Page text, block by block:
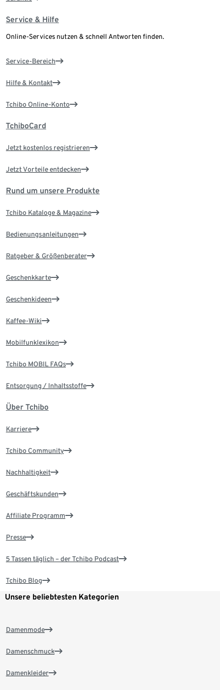
Service & Hilfe
Online-Services nutzen & schnell Antworten finden.
Service-Bereich
Hilfe & Kontakt
Tchibo Online-Konto
TchiboCard
Jetzt kostenlos registrieren
Jetzt Vorteile entdecken
Rund um unsere Produkte
Tchibo Kataloge & Magazine
Bedienungsanleitungen
Ratgeber & Größenberater
Geschenkkarte
Geschenkideen
Kaffee-Wiki
Mobilfunklexikon
Tchibo MOBIL FAQs
Entsorgung / Inhaltsstoffe
Über Tchibo
Karriere
Tchibo Community
Nachhaltigkeit
Geschäftskunden
Affiliate Programm
Presse
5 Tassen täglich – der Tchibo Podcast
Tchibo Blog
Unsere beliebtesten Kategorien
Damenmode
Damenschmuck
Damenkleider